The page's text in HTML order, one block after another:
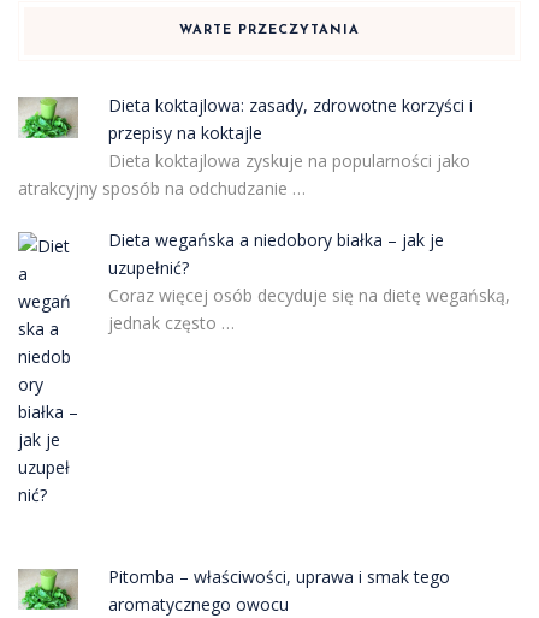
WARTE PRZECZYTANIA
Dieta koktajlowa: zasady, zdrowotne korzyści i
przepisy na koktajle
Dieta koktajlowa zyskuje na popularności jako
atrakcyjny sposób na odchudzanie …
Dieta wegańska a niedobory białka – jak je
uzupełnić?
Coraz więcej osób decyduje się na dietę wegańską,
jednak często …
Pitomba – właściwości, uprawa i smak tego
aromatycznego owocu